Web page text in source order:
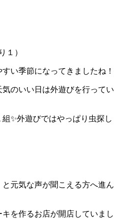
１）
い季節になってきましたね！
のいい日は外遊びを行ってい
✨外遊びではやっぱり虫探し
と元気な声が聞こえる方へ進ん
を作るお店が開店していまし